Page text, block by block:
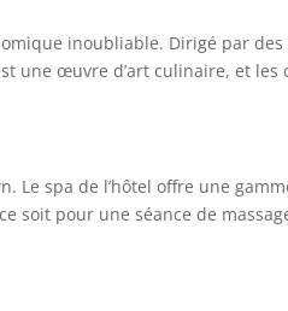
inoubliable. Dirigé par
œuvre d’art culinaire, et les
Le spa de l’hôtel offre une
pour une séance de